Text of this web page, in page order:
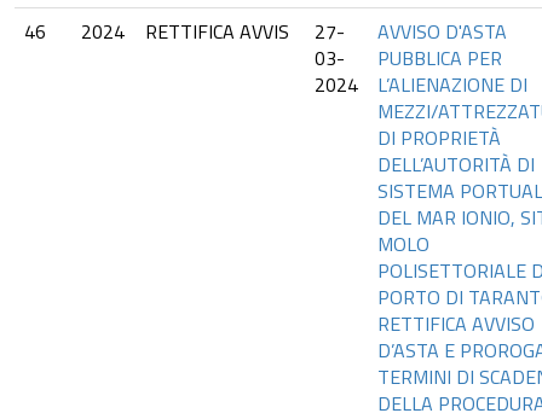
46
2024 RETTIFICA AVVIS
27-
03-
2024
AVVISO D'ASTA
PUBBLICA PER
L’ALIENAZIONE DI
MEZZI/
DI PROPRIETÀ
DELL’AUTORITÀ DI
SISTEMA
DEL MAR IONIO,
MOLO
POLISETTORIALE
PORTO DI
RETTIFICA AVVISO
D’ASTA E
TERMINI DI
DELLA